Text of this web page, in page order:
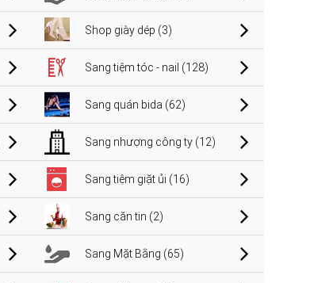
Shop giày dép (3)
Sang tiệm tóc - nail (128)
Sang quán bida (62)
Sang nhượng công ty (12)
Sang tiệm giặt ủi (16)
Sang căn tin (2)
Sang Mặt Bằng (65)